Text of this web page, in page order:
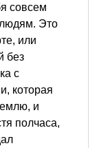
совсем
Это
или
без
с
которая
и
полчаса,